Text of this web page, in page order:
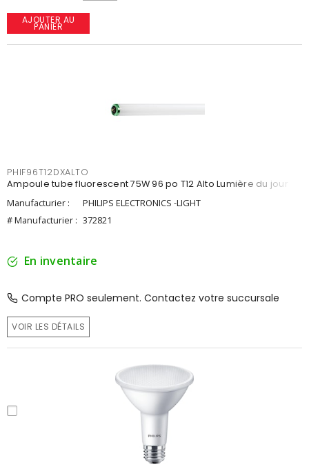
AJOUTER AU
PANIER
PHIF96T12DXALTO
Ampoule tube fluorescent 75W 96 po T12 Alto Lumière du jour
Manufacturier :
PHILIPS ELECTRONICS -LIGHT
# Manufacturier : 372821
En inventaire
Compte PRO seulement. Contactez votre succursale
VOIR LES DÉTAILS